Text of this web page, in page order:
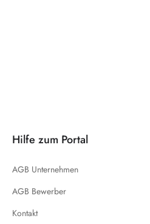
Hilfe zum Portal
AGB Unternehmen
AGB Bewerber
Kontakt